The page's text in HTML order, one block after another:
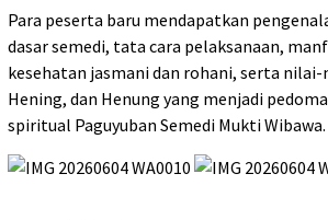
Para peserta baru mendapatkan
dasar semedi, tata cara pelaksanaan,
kesehatan jasmani dan rohani, serta
Hening, dan Henung yang menjadi
spiritual Paguyuban Semedi Mukti Wibawa.